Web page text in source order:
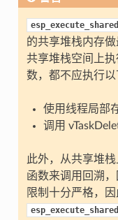
的共享堆栈内存
共享堆栈空间上
数，都不应执行以
使用线程局部
调用
此外，从共享堆
函数来调用回溯
限制十分严格，